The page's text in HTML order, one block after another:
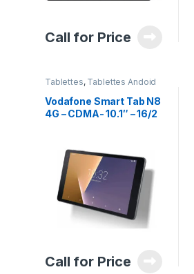
Call for Price
Tablettes, Tablettes Andoid
Vodafone Smart Tab N8
4G – CDMA- 10.1″ – 16/2
Call for Price